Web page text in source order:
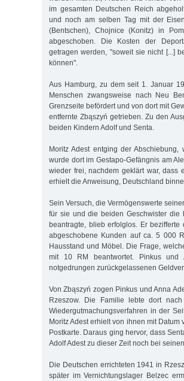
im gesamten Deutschen Reich
und noch am selben Tag mit der
(Bentschen), Chojnice (Konitz) in
abgeschoben. Die Kosten der
getragen werden, "soweit sie nicht [...]
können".
Aus Hamburg, zu dem seit 1. Januar
Menschen zwangsweise nach Neu
Grenzseite befördert und von dort mit
entfernte Zbąszyń getrieben. Zu den
beiden Kindern Adolf und Senta.
Moritz Adest entging der
wurde dort im Gestapo-Gefängnis am
wieder frei, nachdem geklärt war, dass
erhielt die Anweisung, Deutschland
Sein Versuch, die Vermögenswerte
für sie und die beiden Geschwister die
beantragte, blieb erfolglos. Er
abgeschobene Kunden auf ca. 5 000
Hausstand und Möbel. Die Frage,
mit 10 RM beantwortet. Pinkus
notgedrungen zurückgelassenen
Von Zbąszyń zogen Pinkus und Anna
Rzeszow. Die Familie lebte dort
Wiedergutmachungsverfahren in der
Moritz Adest erhielt von ihnen mit
Postkarte. Daraus ging hervor, dass
Adolf Adest zu dieser Zeit noch bei
Die Deutschen errichteten 1941 in
später im Vernichtungslager Belzec